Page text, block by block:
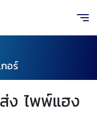
อร์
ง ไพพ์แฮง